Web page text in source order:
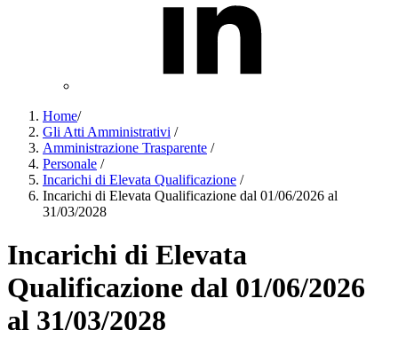
Home/
Gli Atti Amministrativi /
Amministrazione Trasparente /
Personale /
Incarichi di Elevata Qualificazione /
Incarichi di Elevata Qualificazione dal 01/06/2026 al
31/03/2028
Incarichi di Elevata
Qualificazione dal 01/06/2026
al 31/03/2028